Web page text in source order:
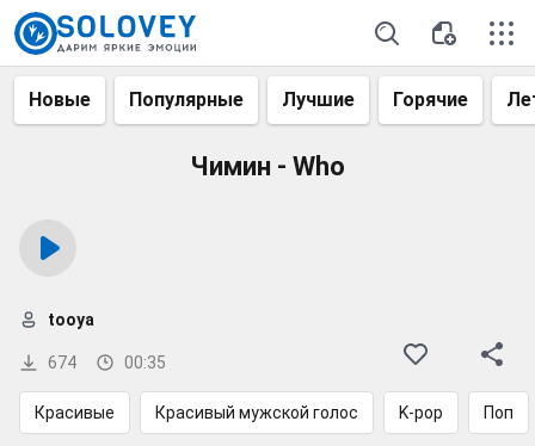
Новые Популярные Лучшие Горячие
Чимин - Who
674 00:35
tooya
Красивые Красивый мужской голос K-pop Поп